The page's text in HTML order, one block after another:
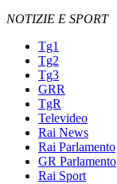
NOTIZIE E SPORT
Tg1
Tg2
Tg3
GRR
TgR
Televideo
Rai News
Rai Parlamento
GR Parlamento
Rai Sport